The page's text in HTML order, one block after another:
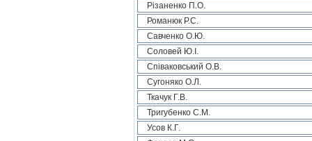
Різаненко П.О.
Романюк Р.С.
Савченко О.Ю.
Соловей Ю.І.
Співаковський О.В.
Сугоняко О.Л.
Ткачук Г.В.
Тригубенко С.М.
Усов К.Г.